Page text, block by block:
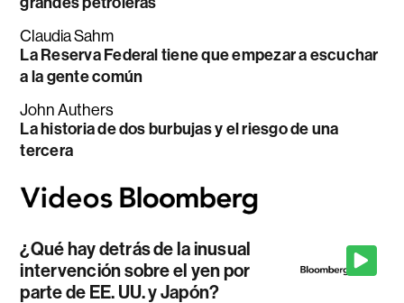
Claudia Sahm
La Reserva Federal tiene que empezar a escuchar
a la gente común
John Authers
La historia de dos burbujas y el riesgo de una
tercera
¿Qué hay detrás de la inusual
intervención sobre el yen por
parte de EE. UU. y Japón?